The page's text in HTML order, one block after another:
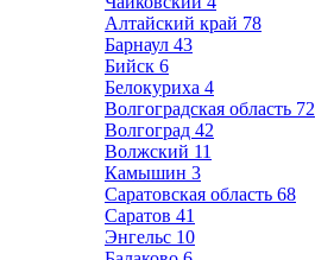
Алтайский край 78
Барнаул 43
Бийск 6
Белокуриха 4
Волгоградская область 72
Волгоград 42
Волжский 11
Камышин 3
Саратовская область 68
Саратов 41
Энгельс 10